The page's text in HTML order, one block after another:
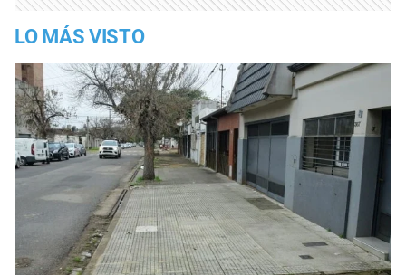
LO MÁS VISTO